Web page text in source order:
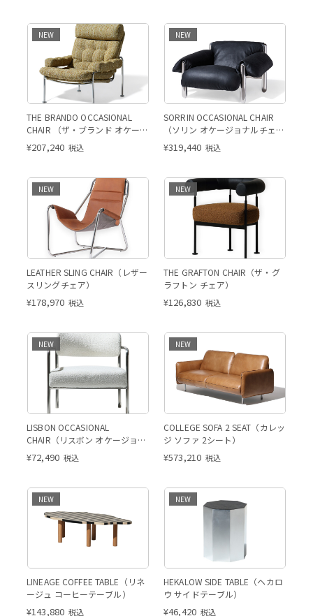
NEW
THE BRANDO OCCASIONAL
CHAIR （ザ・ブランド オケージ
ョナルチェア）
¥207,240 税込
NEW
SORRIN OCCASIONAL CHAIR
（ソリン オケージョナルチェ
ア）
¥319,440 税込
NEW
LEATHER SLING CHAIR（レザー
スリングチェア）
¥178,970 税込
NEW
THE GRAFTON CHAIR（ザ・グ
ラフトン チェア）
¥126,830 税込
NEW
LISBON OCCASIONAL
CHAIR（リスボン オケージョナ
ルチェア）
¥72,490 税込
NEW
COLLEGE SOFA 2 SEAT（カレッ
ジ ソファ 2シート）
¥573,210 税込
NEW
LINEAGE COFFEE TABLE（リネ
ージュ コーヒーテーブル）
¥143,880 税込
NEW
HEKALOW SIDE TABLE（ヘカロ
ウ サイドテーブル）
¥46,420 税込